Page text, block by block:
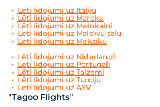
Lēti lidojumi uz Itāliju
Lēti lidojumi uz Maroku
Lēti lidojumi uz Melnkalni
Lēti lidojumi uz Maldīvu salu
Lēti lidojumi uz Meksiku
Lēti lidojumi uz Nīderlandi
Lēti lidojumi uz Portugāli
Lēti lidojumi uz Taizemi
Lēti lidojumi uz Turciju
Lēti lidojumi uz ASV
"Tagoo Flights"